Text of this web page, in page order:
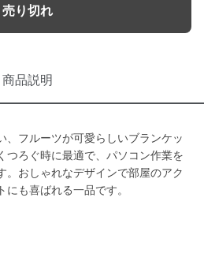
売り切れ
商品説明
、フルーツが可愛らしいブランケッ
つろぐ時に最適で、パソコン作業を
。おしゃれなデザインで部屋のアク
も喜ばれる一品です。